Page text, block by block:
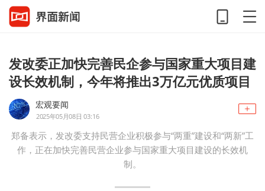
发改委正加快完善民企参与国家重大项目建
设长效机制，今年将推出3万亿元优质项目
宏观要闻
2025年05月08日 03:16
郑备表示，发改委支持民营企业积极参与“两重”建设和“两新”工
作，正在加快完善民营企业参与国家重大项目建设的长效机
制。